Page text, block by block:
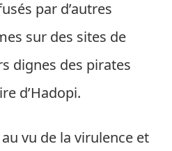
par d’autres
sur des sites de
dignes des pirates
d’Hadopi.
vu de la virulence et